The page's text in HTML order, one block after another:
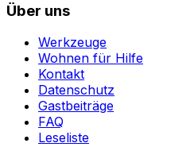
Über uns
Werkzeuge
Wohnen für Hilfe
Kontakt
Datenschutz
Gastbeiträge
FAQ
Leseliste